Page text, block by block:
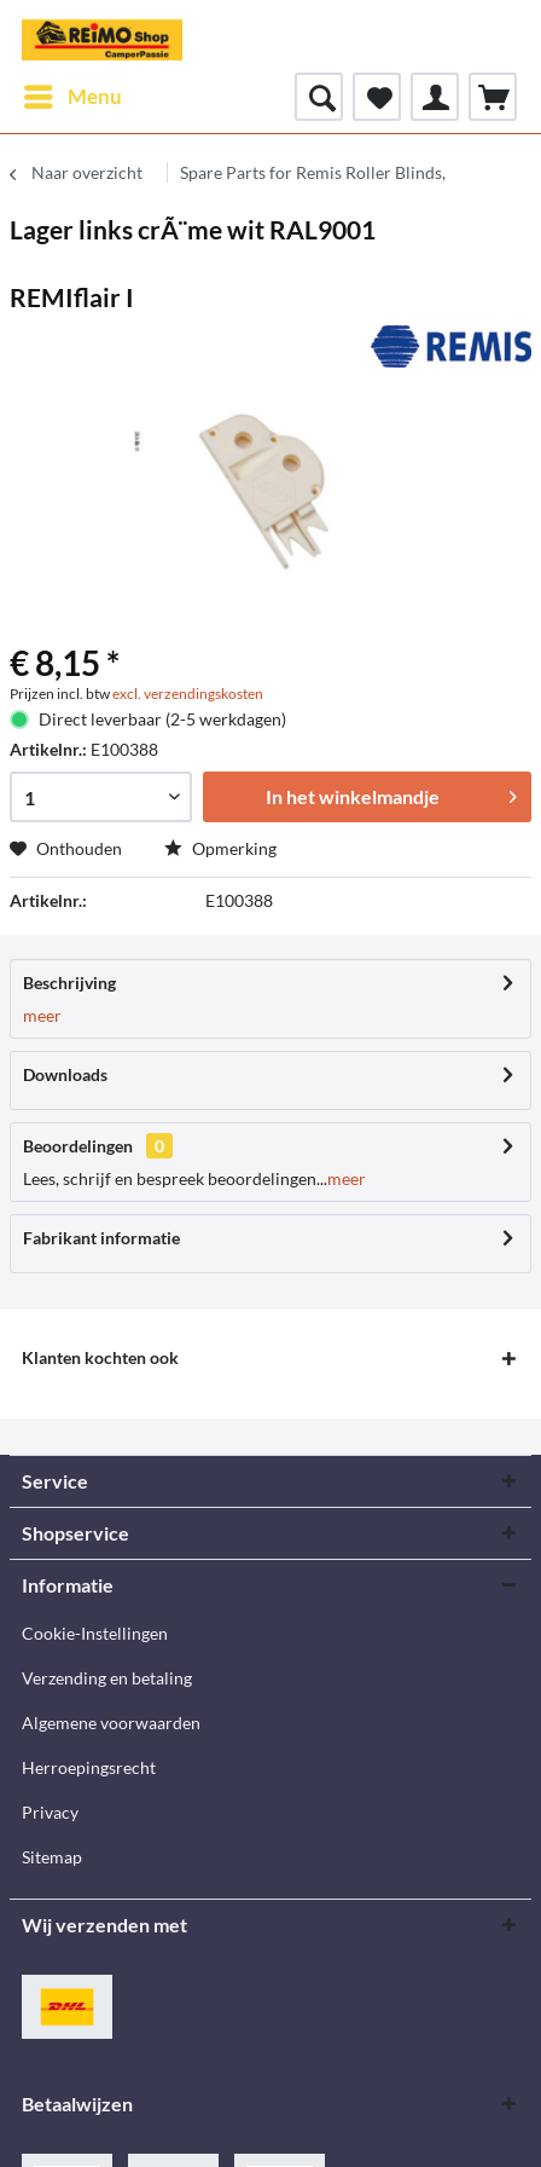
Menu
Naar overzicht Spare Parts for Remis Roller Blinds,
Lager links crÃ¨me wit RAL9001
REMIflair I
€ 8,15 *
Prijzen incl. btwexcl. verzendingskosten
Direct leverbaar (2-5 werkdagen)
Artikelnr.: E100388
In het winkelmandje
Onthouden Opmerking
Artikelnr.: E100388
Beschrijving
meer
Downloads
Beoordelingen
0
Lees, schrijf en bespreek beoordelingen...meer
Fabrikant informatie
Klanten kochten ook
Service
Shopservice
Informatie
Cookie-Instellingen
Verzending en betaling
Algemene voorwaarden
Herroepingsrecht
Privacy
Sitemap
Wij verzenden met
Betaalwijzen